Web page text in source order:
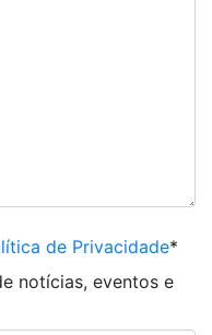
de Privacidade*
notícias, eventos e